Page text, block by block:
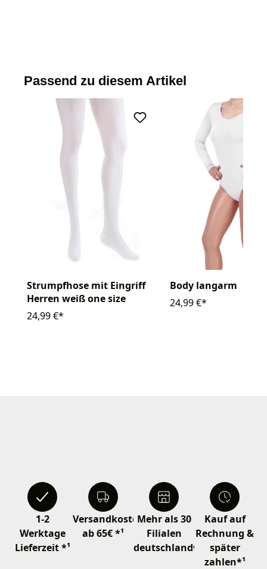
Passend zu diesem Artikel
Strumpfhose mit Eingriff
Herren weiß one size
24,99 €*
Body langarm
24,99 €*
1-2
Werktage
Lieferzeit *¹
Versandkostenfrei
ab 65€ *¹
Mehr als 30
Filialen
deutschlandweit
Kauf auf
Rechnung &
später
zahlen*¹